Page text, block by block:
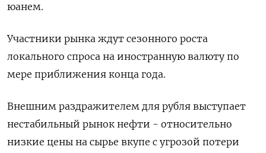
юанем.
Участники рынка ждут сезонного роста
локального спроса на иностранную валюту по
мере приближения конца года.
Внешним раздражителем для рубля выступает
нестабильный рынок нефти - относительно
низкие цены на сырье вкупе с угрозой потери